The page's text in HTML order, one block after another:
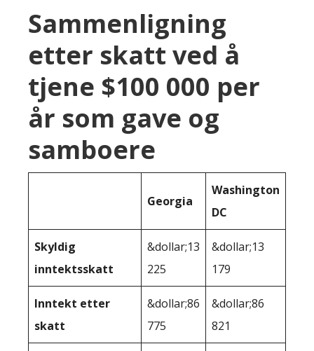
Sammenligning
etter skatt ved å
tjene $100 000 per
år som gave og
samboere
Georgia
Washington
DC
Skyldig
inntektsskatt
&dollar;13
225
&dollar;13
179
Inntekt etter
skatt
&dollar;86
775
&dollar;86
821